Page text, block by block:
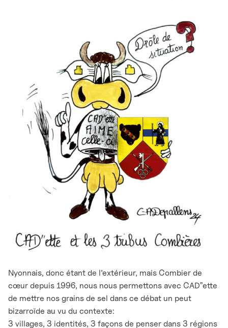
Nyonnais, donc étant de l’extérieur, mais Combier de
cœur depuis 1996, nous nous permettons avec CADˮette
de mettre nos grains de sel dans ce débat un peut
bizarroïde au vu du contexte:
3 villages, 3 identités, 3 façons de penser dans 3 régions